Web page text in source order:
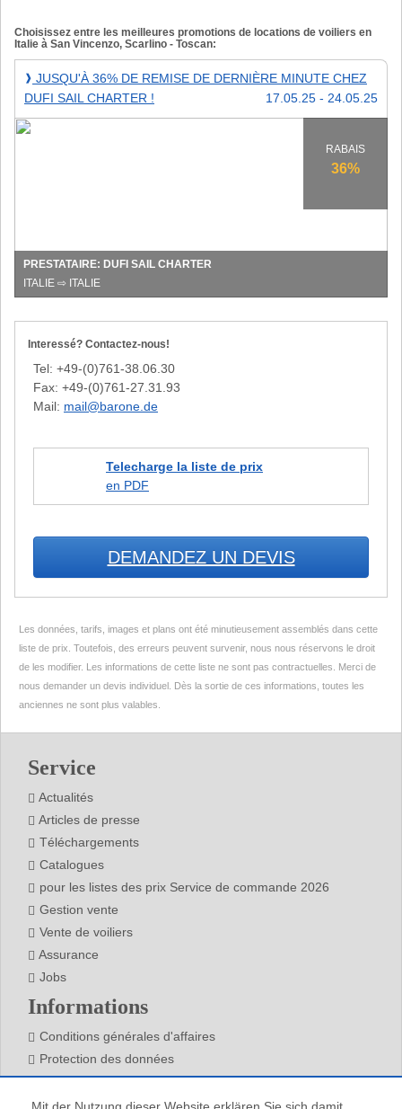
Choisissez entre les meilleures promotions de locations de voiliers en
Italie à San Vincenzo, Scarlino - Toscan:
Jusqu'à
36%
de
remise
Sail
Charter
❱ JUSQU'À 36% DE REMISE DE DERNIÈRE MINUTE CHEZ
DUFI SAIL CHARTER !
17.05.25 - 24.05.25
RABAIS
36%
PRESTATAIRE: DUFI SAIL CHARTER
ITALIE ⇨ ITALIE
Interessé? Contactez-nous!
Tel: +49-(0)761-38.06.30
Fax: +49-(0)761-27.31.93
Mail: mail@barone.de
Telecharge la liste de prix
en PDF
DEMANDEZ UN DEVIS
Les données, tarifs, images et plans ont été minutieusement assemblés dans cette
liste de prix. Toutefois, des erreurs peuvent survenir, nous nous réservons le droit
de les modifier. Les informations de cette liste ne sont pas contractuelles. Merci de
nous demander un devis individuel. Dès la sortie de ces informations, toutes les
anciennes ne sont plus valables.
Service
Actualités
Articles de presse
Téléchargements
Catalogues
pour les listes des prix Service de commande 2026
Gestion vente
Vente de voiliers
Assurance
Jobs
Informations
Conditions générales d'affaires
Protection des données
Mentions légales
Contact